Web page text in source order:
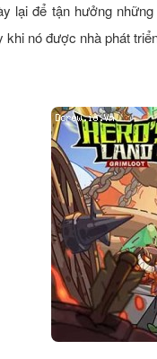
lại để tận hưởng
khi nó được nhà phát